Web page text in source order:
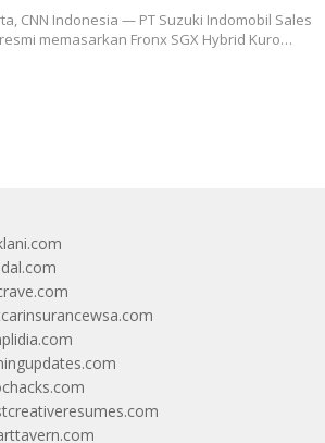
CNN Indonesia — PT Suzuki Indomobil Sales
resmi memasarkan Fronx SGX Hybrid Kuro…